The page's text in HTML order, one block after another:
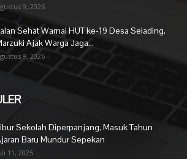
9, 2026
Sehat Warnai HUT ke-19 Desa Selading,
Ajak Warga Jaga...
9, 2026
Sekolah Diperpanjang, Masuk Tahun
Baru Mundur Sepekan
11, 2025